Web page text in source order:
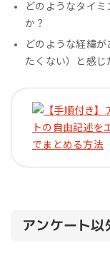
どのようなタイ
か？
どのような経緯
たくない）と感じ
アンケート以